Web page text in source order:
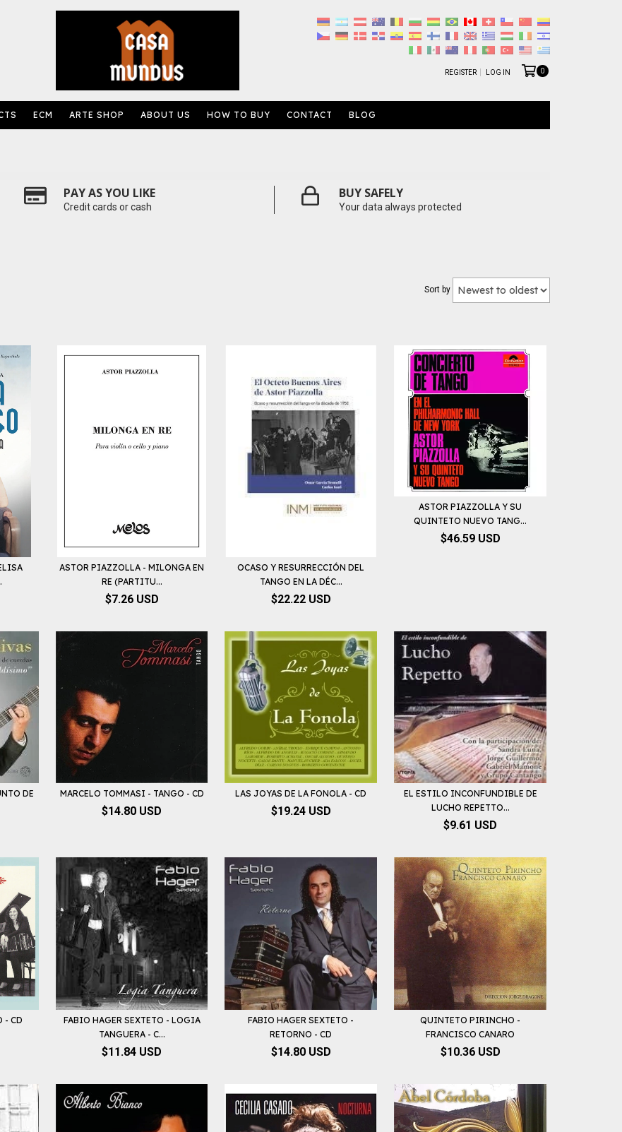
REGISTER LOG IN 0
ECM ARTE SHOP ABOUT US HOW TO BUY CONTACT BLOG
PAY AS YOU LIKE
Credit cards or cash
BUY SAFELY
Your data always protected
Sort by
ASTOR PIAZZOLLA - MILONGA EN
RE (PARTITU...
$7.26 USD
OCASO Y RESURRECCIÓN DEL
TANGO EN LA DÉC...
$22.22 USD
ASTOR PIAZZOLLA Y SU
QUINTETO NUEVO TANG...
$46.59 USD
DE
MARCELO TOMMASI - TANGO - CD
$14.80 USD
LAS JOYAS DE LA FONOLA - CD
$19.24 USD
EL ESTILO INCONFUNDIBLE DE
LUCHO REPETTO...
$9.61 USD
- CD
FABIO HAGER SEXTETO - LOGIA
TANGUERA - C...
$11.84 USD
FABIO HAGER SEXTETO -
RETORNO - CD
$14.80 USD
QUINTETO PIRINCHO -
FRANCISCO CANARO
$10.36 USD